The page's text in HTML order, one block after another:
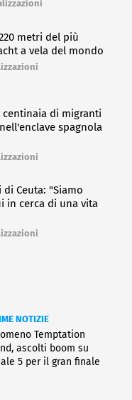
metri del più
a vela del mondo
centinaia di migranti
spagnola
di Ceuta: "Siamo
in cerca di una vita
NOTIZIE
Temptation
ascolti boom su
5 per il gran finale